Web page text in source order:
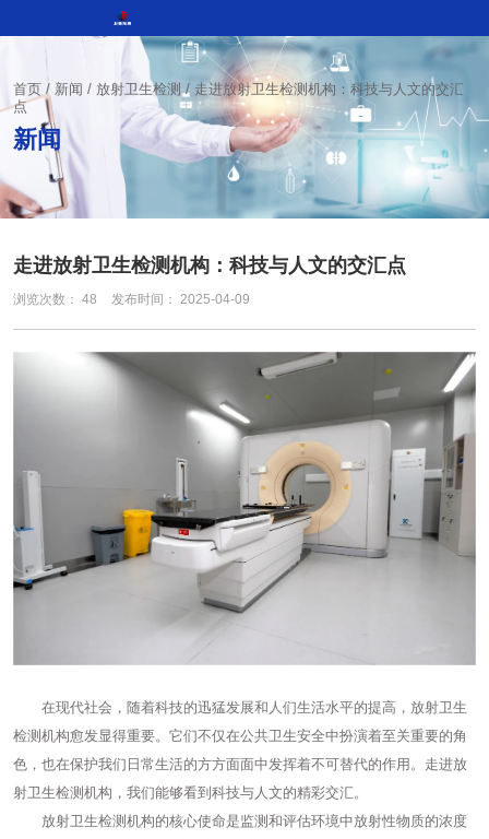
首页 / 新闻 / 放射卫生检测 / 走进放射卫生检测机构：科技与人文的交汇
点
新闻
走进放射卫生检测机构：科技与人文的交汇点
浏览次数： 48 发布时间： 2025-04-09
在现代社会，随着科技的迅猛发展和人们生活水平的提高，放射卫生
检测机构愈发显得重要。它们不仅在公共卫生安全中扮演着至关重要的角
色，也在保护我们日常生活的方方面面中发挥着不可替代的作用。走进放
射卫生检测机构，我们能够看到科技与人文的精彩交汇。
放射卫生检测机构的核心使命是监测和评估环境中放射性物质的浓度